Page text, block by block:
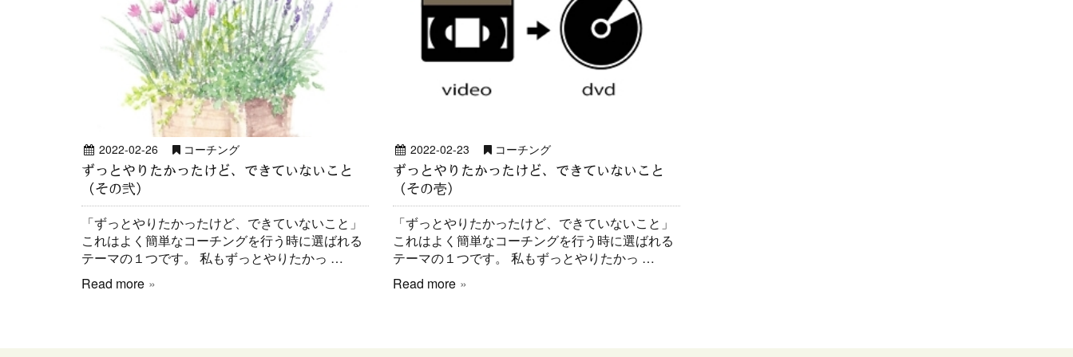
2022-02-26 コーチング
ずっとやりたかったけど、できていないこと
（その弐）
「ずっとやりたかったけど、できていないこと」
これはよく簡単なコーチングを行う時に選ばれる
テーマの１つです。 私もずっとやりたかっ …
Read more
2022-02-23 コーチング
ずっとやりたかったけど、できていないこと
（その壱）
「ずっとやりたかったけど、できていないこと」
これはよく簡単なコーチングを行う時に選ばれる
テーマの１つです。 私もずっとやりたかっ …
Read more